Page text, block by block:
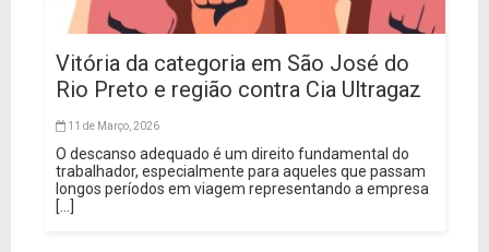
Vitória da categoria em São José do
Rio Preto e região contra Cia Ultragaz
11 de Março, 2026
O descanso adequado é um direito fundamental do
trabalhador, especialmente para aqueles que passam
longos períodos em viagem representando a empresa
[...]